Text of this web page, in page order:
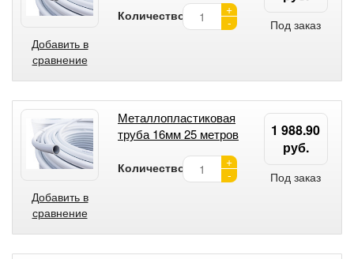
Добавить в
сравнение
Количество:
+
-
Под заказ
Добавить в
сравнение
Металлопластиковая
труба 16мм 25 метров
Количество:
+
-
1 988.90
руб.
Под заказ